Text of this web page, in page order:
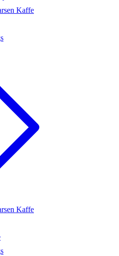
Kaffe
Kaffe